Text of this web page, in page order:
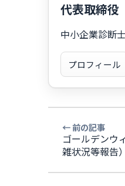
代表取締
中小企業診断
プロフィール
← 前の記事
ゴールデンウ
雑状況等報告）